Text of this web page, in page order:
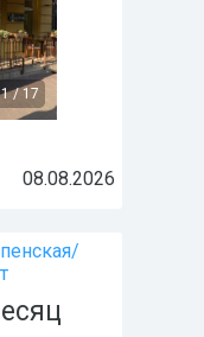
1/ 17
08.08.2026